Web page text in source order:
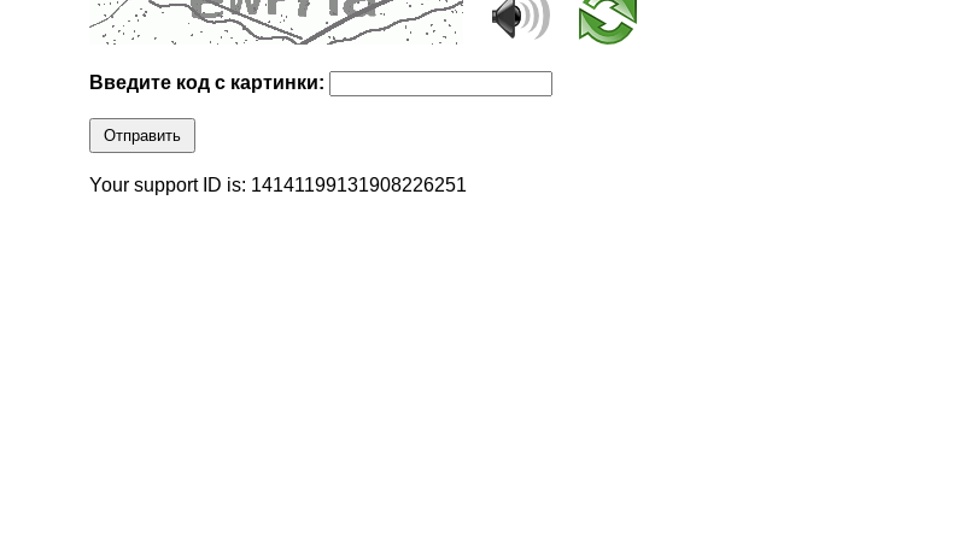
Введите код с картинки:
Отправить
Your support ID is: 14141199131908226251